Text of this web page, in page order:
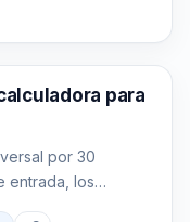
para
por 30
entrada, los